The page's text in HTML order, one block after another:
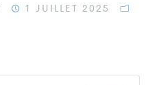
1 JUILLET 2025